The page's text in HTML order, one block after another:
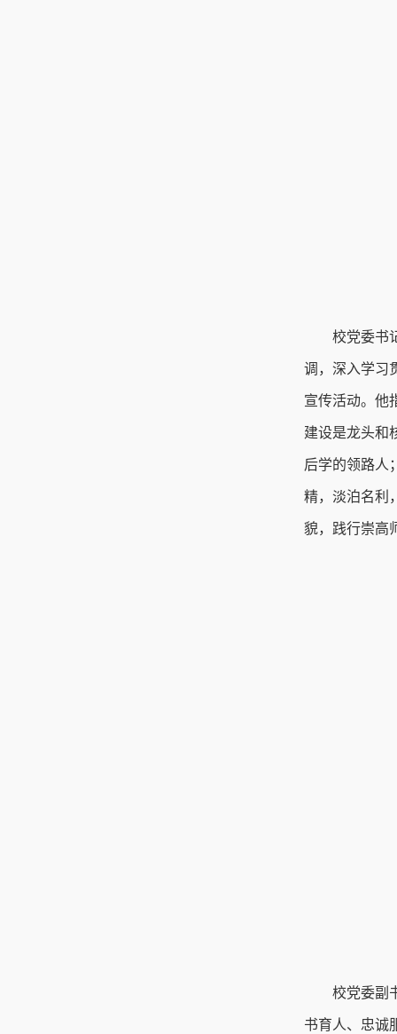
校党委书
调，深入学习
宣传活动。他
建设是龙头和
后学的领路人
精，淡泊名利
貌，践行崇高
校党委副
书育人、忠诚